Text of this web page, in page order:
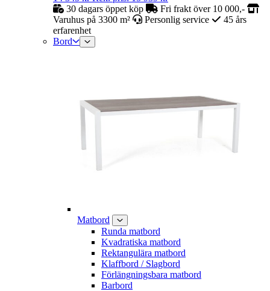
30 dagars öppet köp
Fri frakt över 10 000,-
Varuhus på 3300 m²
Personlig service
45 års
erfarenhet
Bord
Matbord
Runda matbord
Kvadratiska matbord
Rektangulära matbord
Klaffbord / Slagbord
Förlängningsbara matbord
Barbord